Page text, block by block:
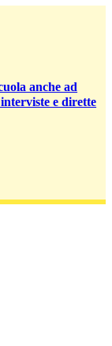
anche ad
e dirette